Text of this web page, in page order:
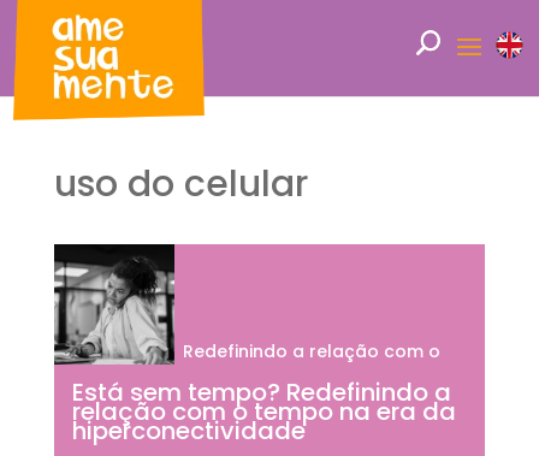
uso do celular
Está sem tempo? Redefinindo a
relação com o tempo na era da
hiperconectividade
Redefinindo a relação com o